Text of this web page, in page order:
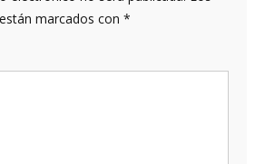
marcados con *